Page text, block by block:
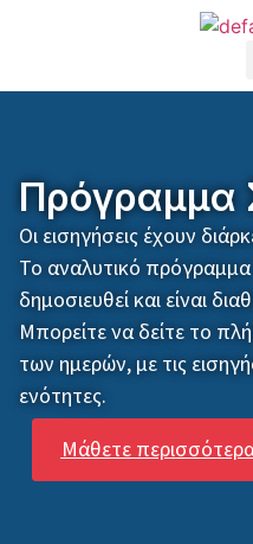
Πρόγραμμα
Οι εισηγήσεις έχουν
Το αναλυτικό πρόγραμμα
δημοσιευθεί και είναι
Μπορείτε να δείτε το
των ημερών, με τις
ενότητες.
Μάθετε